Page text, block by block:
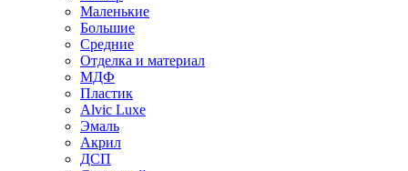
Маленькие
Большие
Средние
Отделка и материал
МДФ
Пластик
Alvic Luxe
Эмаль
Акрил
ДСП